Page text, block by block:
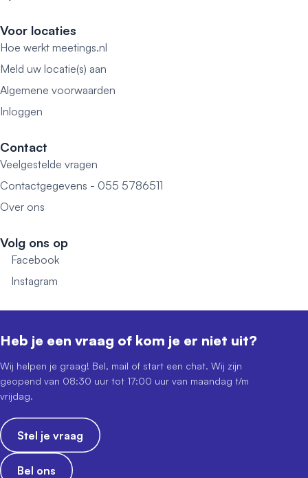
Voor locaties
Hoe werkt meetings.nl
Meld uw locatie(s) aan
Algemene voorwaarden
Inloggen
Contact
Veelgestelde vragen
Contactgegevens - 055 5786511
Over ons
Volg ons op
Facebook
Instagram
Heb je een vraag of kom je er niet uit?
Wij helpen je graag! Bel, mail of start een chat. Wij zijn
geopend van 08:30 uur tot 17:00 uur van maandag t/m
vrijdag.
Stel je vraag
Bel ons